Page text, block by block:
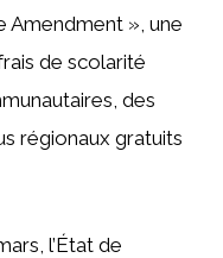
Amendment », une
de scolarité
des
régionaux gratuits
l’État de